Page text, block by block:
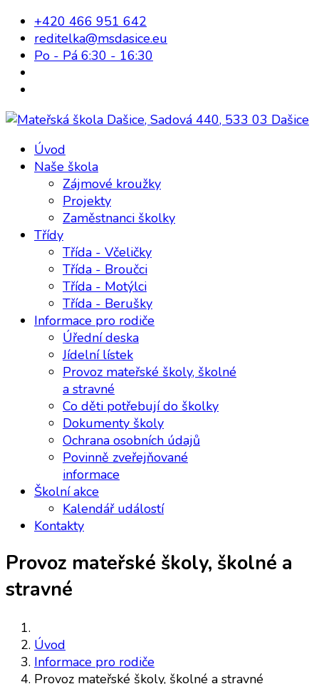
+420 466 951 642
reditelka@msdasice.eu
Po - Pá 6:30 - 16:30
Úvod
Naše škola
Zájmové kroužky
Projekty
Zaměstnanci školky
Třídy
Třída - Včeličky
Třída - Broučci
Třída - Motýlci
Třída - Berušky
Informace pro rodiče
Úřední deska
Jídelní lístek
Provoz mateřské školy, školné
a stravné
Co děti potřebují do školky
Dokumenty školy
Ochrana osobních údajů
Povinně zveřejňované
informace
Školní akce
Kalendář událostí
Kontakty
Provoz mateřské školy, školné a
stravné
Úvod
Informace pro rodiče
Provoz mateřské školy, školné a stravné